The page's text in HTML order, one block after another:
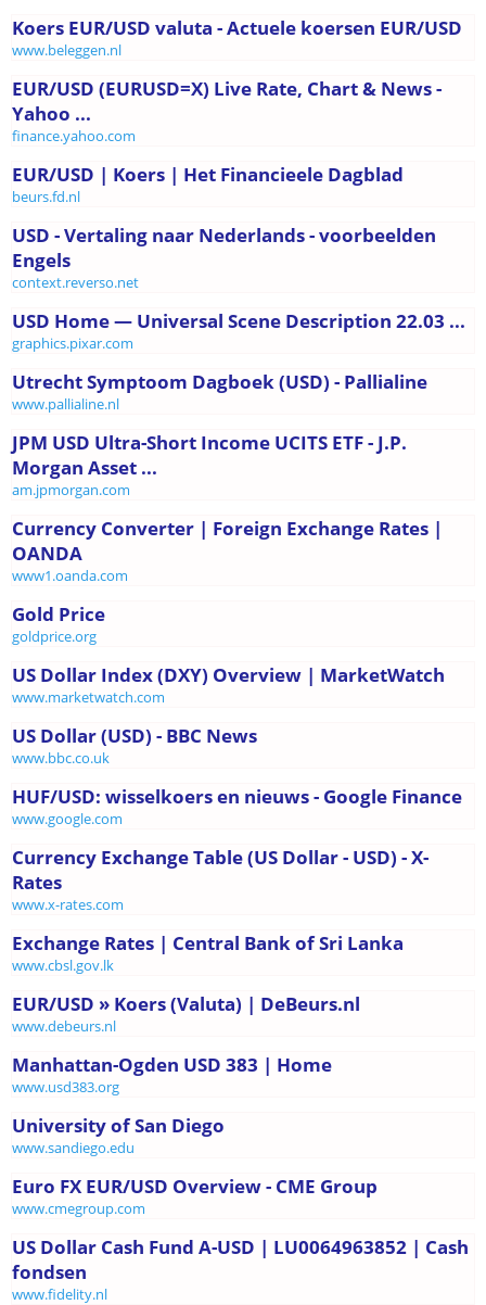
Koers EUR/USD valuta - Actuele koersen EUR/USD
www.beleggen.nl
EUR/USD (EURUSD=X) Live Rate, Chart & News -
Yahoo ...
finance.yahoo.com
EUR/USD | Koers | Het Financieele Dagblad
beurs.fd.nl
USD - Vertaling naar Nederlands - voorbeelden
Engels
context.reverso.net
USD Home — Universal Scene Description 22.03 ...
graphics.pixar.com
Utrecht Symptoom Dagboek (USD) - Pallialine
www.pallialine.nl
JPM USD Ultra-Short Income UCITS ETF - J.P.
Morgan Asset ...
am.jpmorgan.com
Currency Converter | Foreign Exchange Rates |
OANDA
www1.oanda.com
Gold Price
goldprice.org
US Dollar Index (DXY) Overview | MarketWatch
www.marketwatch.com
US Dollar (USD) - BBC News
www.bbc.co.uk
HUF/USD: wisselkoers en nieuws - Google Finance
www.google.com
Currency Exchange Table (US Dollar - USD) - X-
Rates
www.x-rates.com
Exchange Rates | Central Bank of Sri Lanka
www.cbsl.gov.lk
EUR/USD » Koers (Valuta) | DeBeurs.nl
www.debeurs.nl
Manhattan-Ogden USD 383 | Home
www.usd383.org
University of San Diego
www.sandiego.edu
Euro FX EUR/USD Overview - CME Group
www.cmegroup.com
US Dollar Cash Fund A-USD | LU0064963852 | Cash
fondsen
www.fidelity.nl